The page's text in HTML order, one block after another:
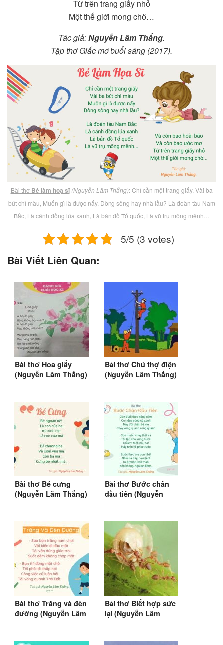
Từ trên trang giấy nhỏ
Một thế giới mong chờ…
Tác giả:Nguyễn Lãm Thắng.
Tập thơ Giấc mơ buổi sáng (2017).
Bài thơ Bé làm hoạ sĩ (Nguyễn Lãm Thắng): Chỉ cần một trang giấy, Vài ba
bút chì màu, Muốn gì là được nấy, Dòng sông hay nhà lầu? Là đoàn tàu Nam
Bắc, Là cánh đồng lúa xanh, Là bản đồ Tổ quốc, Là vũ trụ mông mênh…
5/5 (3 votes)
Bài Viết Liên Quan:
Bài thơ Hoa giấy
(Nguyễn Lãm Thắng)
Bài thơ Chú thợ điện
(Nguyễn Lãm Thắng)
Bài thơ Bé cưng
(Nguyễn Lãm Thắng)
Bài thơ Bước chân
đầu tiên (Nguyễn
Bài thơ Trăng và đèn
đường (Nguyễn Lãm
Bài thơ Biết hợp sức
lại (Nguyễn Lãm